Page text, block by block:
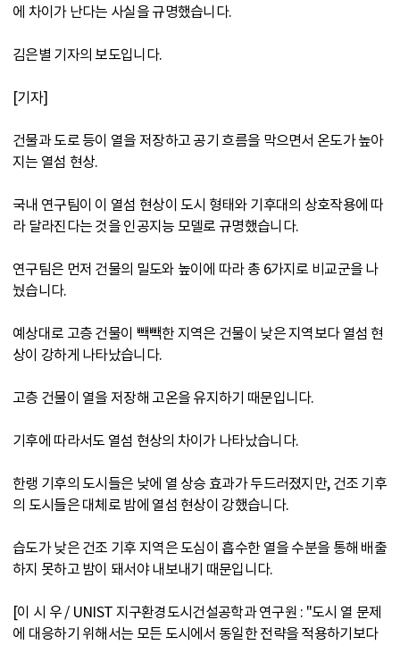
에 차이가 난다는 사실을 규명했습니다.
김은별 기자의 보도입니다.
[기자]
건물과 도로 등이 열을 저장하고 공기 흐름을 막으면서 온도가 높아
지는 열섬 현상.
국내 연구팀이 이 열섬 현상이 도시 형태와 기후대의 상호작용에 따
라 달라진다는 것을 인공지능 모델로 규명했습니다.
연구팀은 먼저 건물의 밀도와 높이에 따라 총 6가지로 비교군을 나
눴습니다.
예상대로 고층 건물이 빽빽한 지역은 건물이 낮은 지역보다 열섬 현
상이 강하게 나타났습니다.
고층 건물이 열을 저장해 고온을 유지하기 때문입니다.
기후에 따라서도 열섬 현상의 차이가 나타났습니다.
한랭 기후의 도시들은 낮에 열 상승 효과가 두드러졌지만, 건조 기후
의 도시들은 대체로 밤에 열섬 현상이 강했습니다.
습도가 낮은 건조 기후 지역은 도심이 흡수한 열을 수분을 통해 배출
하지 못하고 밤이 돼서야 내보내기 때문입니다.
[이 시 우 / UNIST 지구환경도시건설공학과 연구원 : "도시 열 문제
에 대응하기 위해서는 모든 도시에서 동일한 전략을 적용하기보다